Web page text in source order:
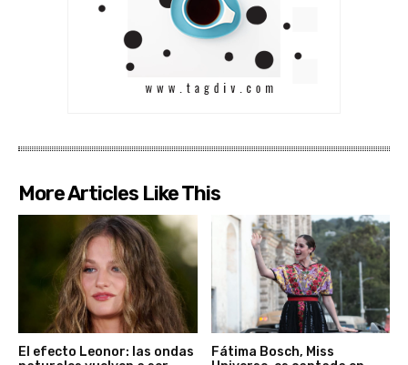
More Articles Like This
El efecto Leonor: las ondas
Fátima Bosch, Miss